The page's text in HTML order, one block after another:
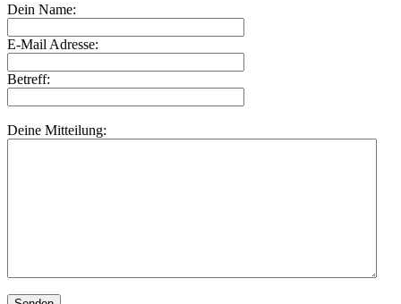
Dein Name:
E-Mail Adresse:
Betreff:
Deine Mitteilung: